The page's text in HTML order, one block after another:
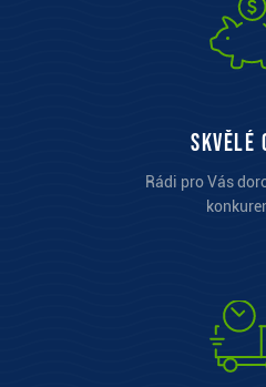
Skvělé
Rádi pro Vás